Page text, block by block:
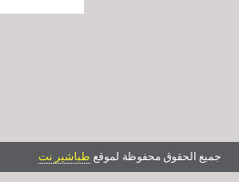
جميع الحقوق محفوظة لموقع طباشير نت